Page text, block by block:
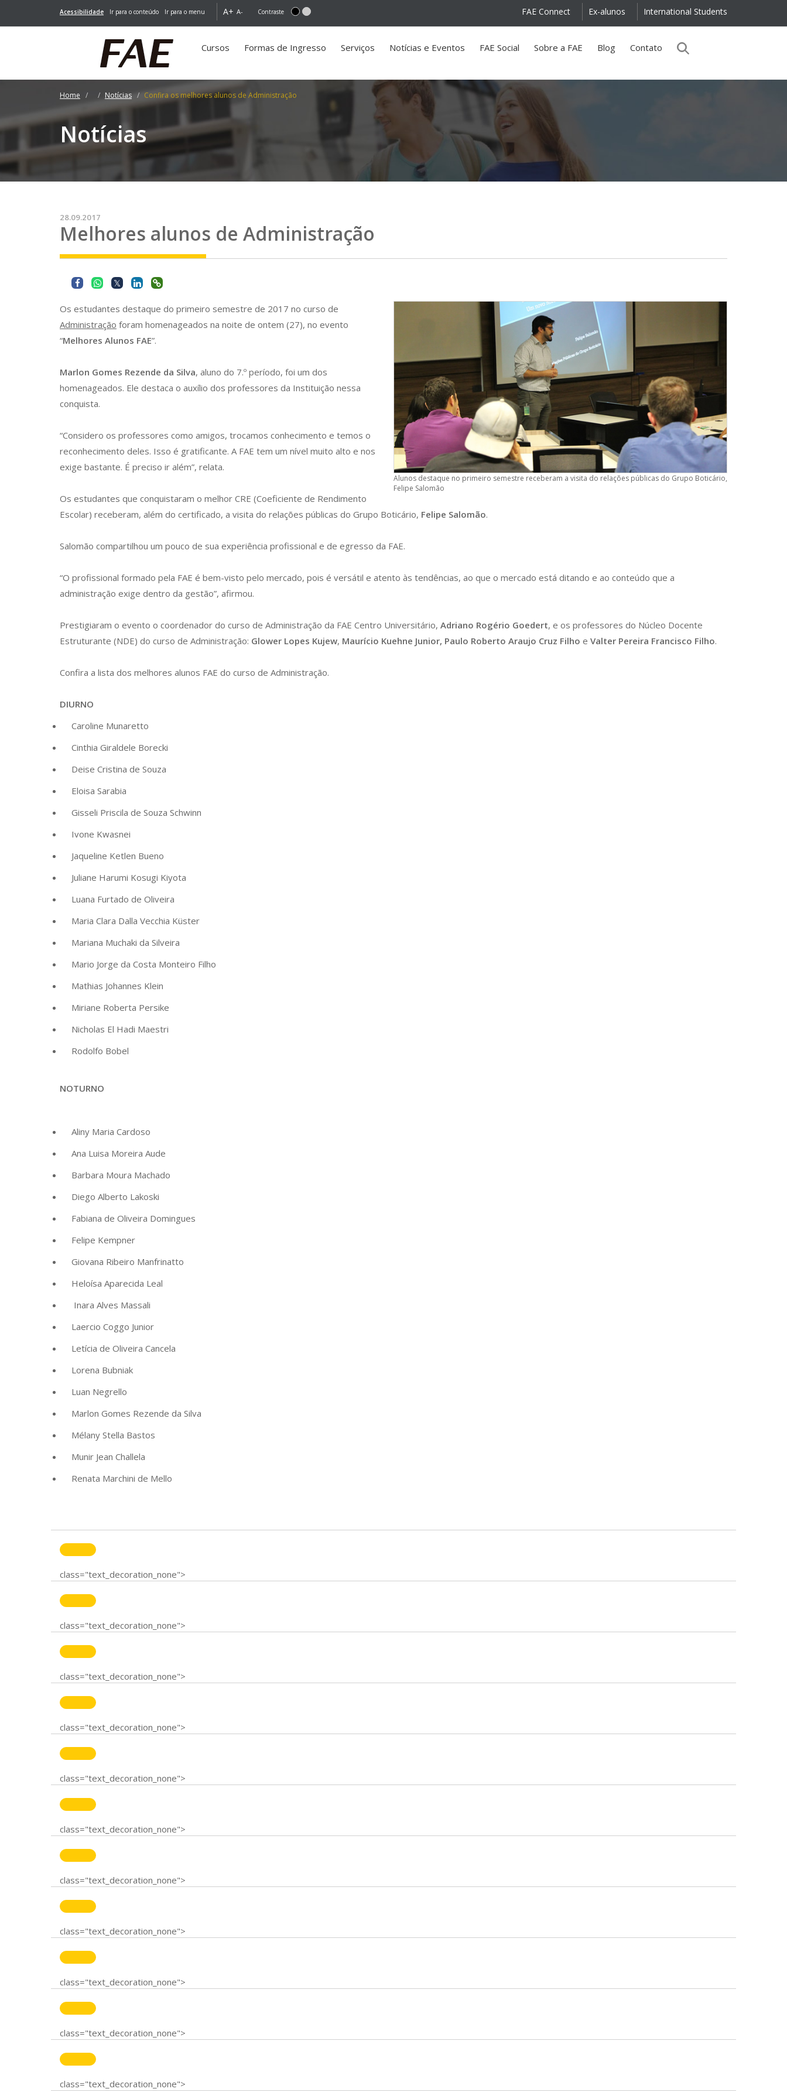
Acessibilidade Ir para o conteúdo Ir para o menu A+ A- Contraste International Students
Ex-alunos
FAE Connect
Cursos Formas de Ingresso Serviços Notícias e Eventos FAE Social Sobre a FAE Blog Contato
Home Notícias Confira os melhores alunos de Administração
Notícias
28.09.2017
Melhores alunos de Administração
Alunos destaque no primeiro semestre receberam a visita do relações públicas do Grupo Boticário,
Felipe Salomão
Os estudantes destaque do primeiro semestre de 2017 no curso de
Administração foram homenageados na noite de ontem (27), no evento
“Melhores Alunos FAE”.
Marlon Gomes Rezende da Silva, aluno do 7.º período, foi um dos
homenageados. Ele destaca o auxílio dos professores da Instituição nessa
conquista.
“Considero os professores como amigos, trocamos conhecimento e temos o
reconhecimento deles. Isso é gratificante. A FAE tem um nível muito alto e nos
exige bastante. É preciso ir além”, relata.
Os estudantes que conquistaram o melhor CRE (Coeficiente de Rendimento
Escolar) receberam, além do certificado, a visita do relações públicas do Grupo Boticário, Felipe Salomão.
Salomão compartilhou um pouco de sua experiência profissional e de egresso da FAE.
“O profissional formado pela FAE é bem-visto pelo mercado, pois é versátil e atento às tendências, ao que o mercado está ditando e ao conteúdo que a
administração exige dentro da gestão”, afirmou.
Prestigiaram o evento o coordenador do curso de Administração da FAE Centro Universitário, Adriano Rogério Goedert, e os professores do Núcleo Docente
Estruturante (NDE) do curso de Administração: Glower Lopes Kujew, Maurício Kuehne Junior, Paulo Roberto Araujo Cruz Filho e Valter Pereira Francisco Filho.
Confira a lista dos melhores alunos FAE do curso de Administração.
DIURNO
Caroline Munaretto
Cinthia Giraldele Borecki
Deise Cristina de Souza
Eloisa Sarabia
Gisseli Priscila de Souza Schwinn
Ivone Kwasnei
Jaqueline Ketlen Bueno
Juliane Harumi Kosugi Kiyota
Luana Furtado de Oliveira
Maria Clara Dalla Vecchia Küster
Mariana Muchaki da Silveira
Mario Jorge da Costa Monteiro Filho
Mathias Johannes Klein
Miriane Roberta Persike
Nicholas El Hadi Maestri
Rodolfo Bobel
NOTURNO
Aliny Maria Cardoso
Ana Luisa Moreira Aude
Barbara Moura Machado
Diego Alberto Lakoski
Fabiana de Oliveira Domingues
Felipe Kempner
Giovana Ribeiro Manfrinatto
Heloísa Aparecida Leal
Inara Alves Massali
Laercio Coggo Junior
Letícia de Oliveira Cancela
Lorena Bubniak
Luan Negrello
Marlon Gomes Rezende da Silva
Mélany Stella Bastos
Munir Jean Challela
Renata Marchini de Mello
class="text_decoration_none">
class="text_decoration_none">
class="text_decoration_none">
class="text_decoration_none">
class="text_decoration_none">
class="text_decoration_none">
class="text_decoration_none">
class="text_decoration_none">
class="text_decoration_none">
class="text_decoration_none">
class="text_decoration_none">